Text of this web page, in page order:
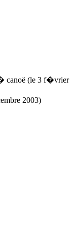
canoë (le 3 f�vrier
2003)